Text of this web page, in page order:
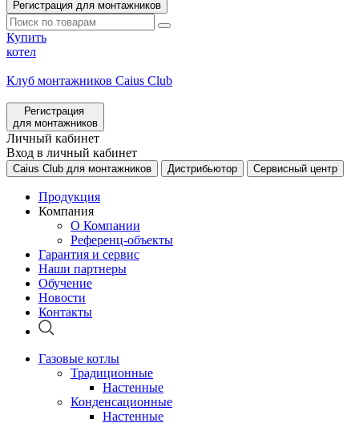
Регистрация для монтажников
Купить
котел
Клуб монтажников Caius Club
Регистрация
для монтажников
Личный кабинет
Вход в личный кабинет
Caius Club для монтажников Дистрибьютор Сервисный центр
Продукция
Компания
О Компании
Референц-объекты
Гарантия и сервис
Наши партнеры
Обучение
Новости
Контакты
Газовые котлы
Традиционные
Настенные
Конденсационные
Настенные